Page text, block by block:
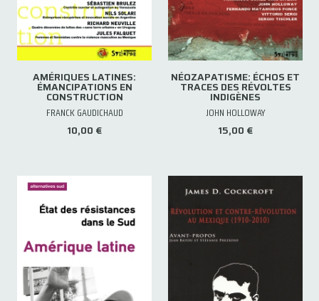
AMÉRIQUES LATINES:
ÉMANCIPATIONS EN
CONSTRUCTION
FRANCK GAUDICHAUD
10,00 €
NÉOZAPATISME: ÉCHOS ET
TRACES DES RÉVOLTES
INDIGÈNES
JOHN HOLLOWAY
15,00 €